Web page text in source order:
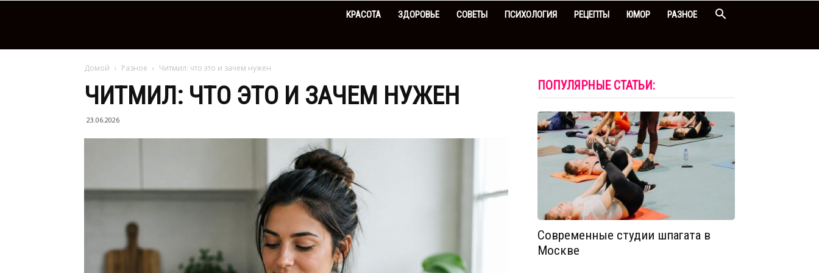
КРАСОТА ЗДОРОВЬЕ СОВЕТЫ ПСИХОЛОГИЯ РЕЦЕПТЫ ЮМОР РАЗНОЕ
Домой Разное Читмил: что это и зачем нужен
ЧИТМИЛ: ЧТО ЭТО И ЗАЧЕМ НУЖЕН
23.06.2026
ПОПУЛЯРНЫЕ СТАТЬИ:
Современные студии шпагата в
Москве